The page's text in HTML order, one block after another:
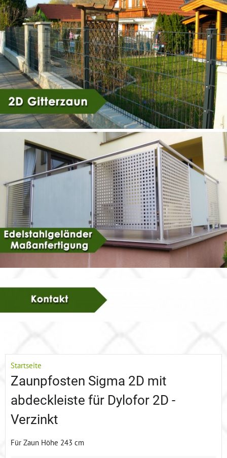
Startseite
Zaunpfosten Sigma 2D mit
abdeckleiste für Dylofor 2D -
Verzinkt
Für Zaun Höhe 243 cm